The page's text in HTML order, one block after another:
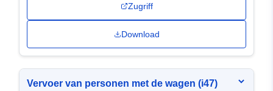
Zugriff
Download
Vervoer van personen met de wagen (i47)